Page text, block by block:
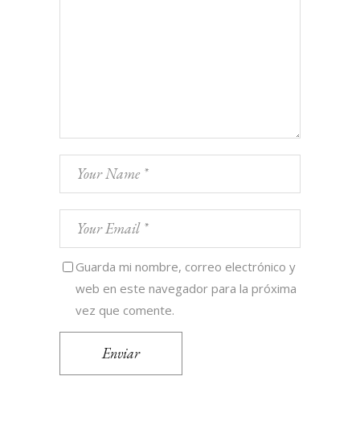
Guarda mi nombre, correo electrónico y
web en este navegador para la próxima
vez que comente.
Enviar